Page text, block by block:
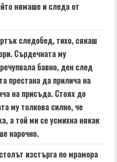
нямаше и следа от
следобед, тихо, сякаш
Сърдечната му
бавно, ден след
престана да прилича на
на присъда. Стоях до
му толкова силно, че
а той ми се усмихна някак
нарочно.
изстърга по мрамора